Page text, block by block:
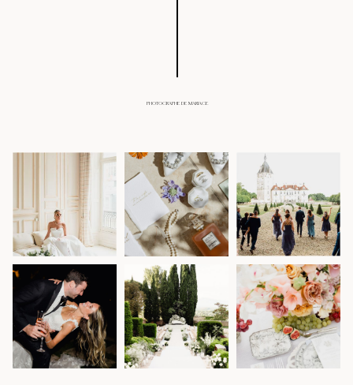
PHOTOGRAPHE DE MARIAGE